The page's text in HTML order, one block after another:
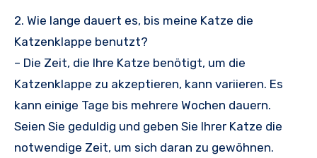
2. Wie lange dauert es, bis meine Katze die
Katzenklappe benutzt?
– Die Zeit, die Ihre Katze benötigt, um die
Katzenklappe zu akzeptieren, kann variieren. Es
kann einige Tage bis mehrere Wochen dauern.
Seien Sie geduldig und geben Sie Ihrer Katze die
notwendige Zeit, um sich daran zu gewöhnen.